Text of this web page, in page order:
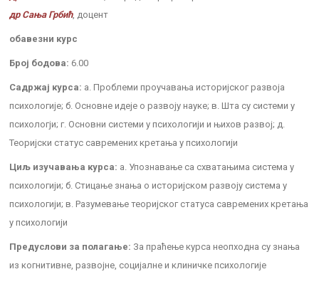
др Сања Грбић, доцент
обавезни курс
Број бодова: 6.00
Садржај курса: а. Проблеми проучавања историјског развоја
психологије; б. Основне идеје о развоју науке; в. Шта су системи у
психологји; г. Основни системи у психологији и њихов развој; д.
Теоријски статус савремених кретања у психологији
Циљ изучавања курса: а. Упознавање са схватањима система у
психологији; б. Стицање знања о историјском развоју система у
психологији; в. Разумевање теоријског статуса савремених кретања
у психологији
Предуслови за полагање: За праћење курса неопходна су знања
из когнитивне, развојне, социјалне и клиничке психологије